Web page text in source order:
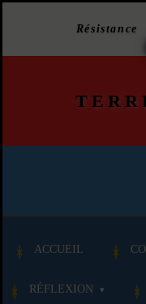
ACCUEIL
RÉFLEXION